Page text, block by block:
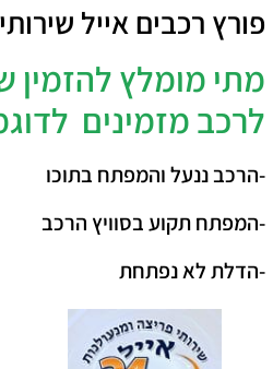
פורץ רכבים אייל
מתי מומלץ להזמין
לרכב מזמינים
-הרכב ננעל והמפתח בתוכו
-המפתח תקוע בסוויץ הרכב
-הדלת לא נפתחת